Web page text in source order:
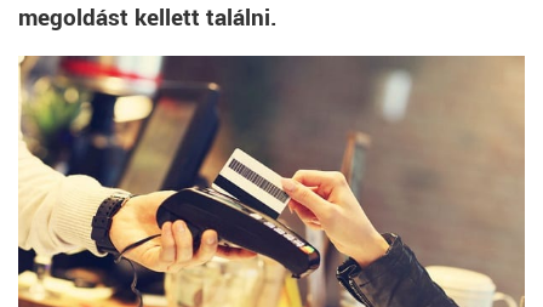
megoldást kellett találni.